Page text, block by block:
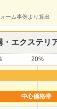
ーム事例より算出
・エクステリ
20%